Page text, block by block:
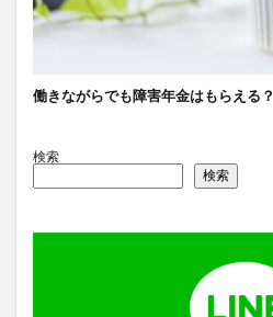
働きながらでも障害年金はもらえる？
検索
検索